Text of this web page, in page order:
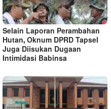
Selain Laporan Perambahan
Hutan, Oknum DPRD Tapsel
Juga Diisukan Dugaan
Intimidasi Babinsa